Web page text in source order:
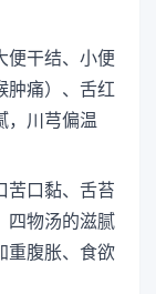
便干结、小便
肿痛）、舌红
，川芎偏温
苦口黏、舌苔
四物汤的滋腻
重腹胀、食欲